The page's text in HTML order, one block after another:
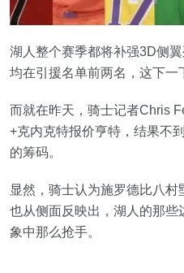
湖人整个赛季都将补强3D侧
均在引援名单前两名，这下一
而就在昨天，骑士记者Chris
+克内克特报价亨特，结果不
的筹码。
显然，骑士认为施罗德比八
也从侧面反映出，湖人的那
象中那么抢手。